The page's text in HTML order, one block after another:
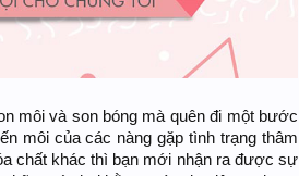
môi và son bóng mà quên đi một bước
môi của các nàng gặp tình trạng thâm
chất khác thì bạn mới nhận ra được sự